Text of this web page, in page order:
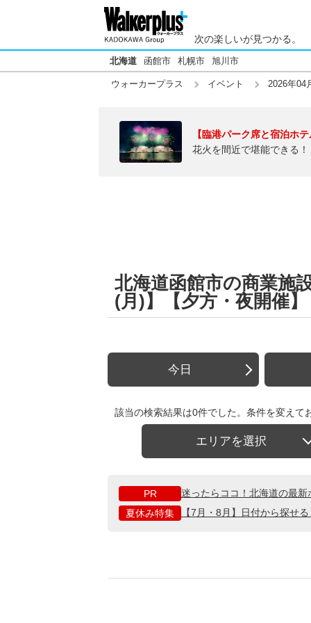
次の楽しいが見つかる。
北海道 函館市 札幌市 旭川市
ウォーカープラス イベント 2026年04
【臨港パーク席と宿泊ホ
花火を間近で堪能できる
北海道函館市の商業施
(月)】【夕方・夜開催】
今日
該当の検索結果は0件でした。条件を変えて
エリアを選択
PR
迷ったらココ！北海道の最
夏休み特集
【7月・8月】日付から探せ